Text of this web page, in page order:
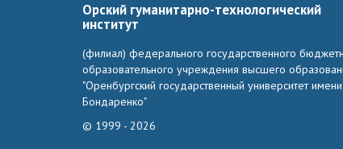
Орский гуманитарно-технологический
институт
(филиал) федерального государственного
образовательного учреждения высшего
"Оренбургский государственный университет
Бондаренко"
© 1999 - 2026